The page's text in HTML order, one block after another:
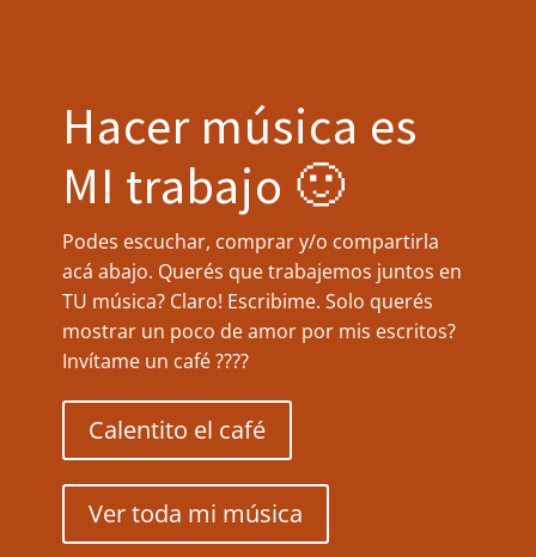
Hacer música es
MI trabajo 🙂
Podes escuchar, comprar y/o compartirla
acá abajo. Querés que trabajemos juntos en
TU música? Claro! Escribime. Solo querés
mostrar un poco de amor por mis escritos?
Invítame un café ????
Calentito el café
Ver toda mi música